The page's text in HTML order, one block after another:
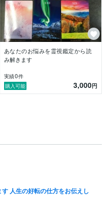
あなたのお悩みを霊視鑑定から読
み解きます
実績0件
購入可能
3,000円
人生の好転の仕方をお伝えし